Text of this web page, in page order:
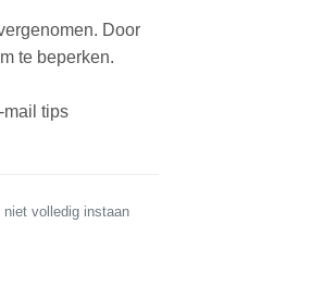
Door
te beperken.
mail tips
volledig instaan